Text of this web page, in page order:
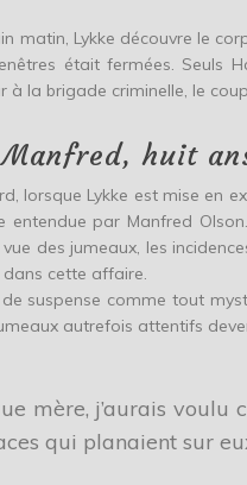
matin, Lykke découvre le
était fermées. Seuls
à la brigade criminelle, le
huit
lorsque Lykke est mise en
entendue par Manfred
des jumeaux, les
cette affaire.
suspense comme tout
autrefois attentifs
mère, j’aurais voulu
qui planaient sur